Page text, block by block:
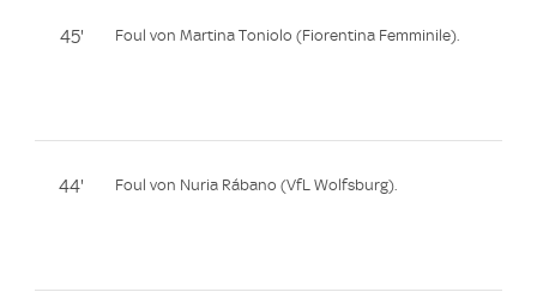
45' Foul von Martina Toniolo (Fiorentina Femminile).
44' Foul von Nuria Rábano (VfL Wolfsburg).